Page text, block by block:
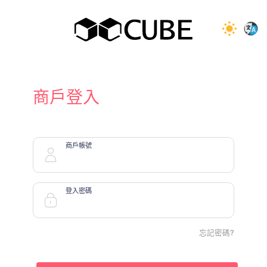
商戶登入
商戶帳號
登入密碼
忘記密碼?